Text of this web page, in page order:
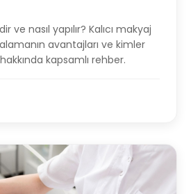
ve nasıl yapılır? Kalıcı makyaj
avantajları ve kimler
kapsamlı rehber.